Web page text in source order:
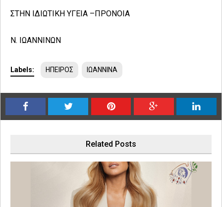
ΣΤΗΝ ΙΔΙΩΤΙΚΗ ΥΓΕΙΑ –ΠΡΟΝΟΙΑ
Ν. ΙΩΑΝΝΙΝΩΝ
Labels: ΗΠΕΙΡΟΣ ΙΩΑΝΝΙΝΑ
Related Posts